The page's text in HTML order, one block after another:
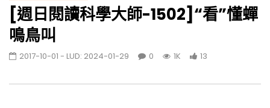
[週日閱讀科學大師-1502]“看”懂蟬
鳴鳥叫
2017-10-01 - LUD: 2024-01-29 0 1K 13